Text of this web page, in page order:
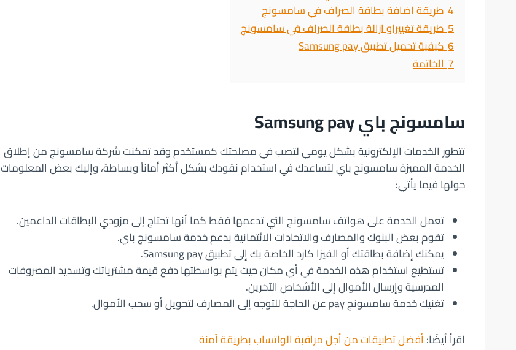
4طريقة اضافة بطاقة الصراف في سامسونج
5طريقة تغييراو ازالة بطاقة الصراف في سامسونج
6كيفية تحميل تطبيق Samsung pay
7الخاتمة
سامسونج باي Samsung pay
تتطور الخدمات الإلكترونية بشكل يومي لتصب في مصلحتك كمستخدم وقد تمكنت شركة سامسونج من إطلاق
الخدمة المميزة سامسونج باي لتساعدك في استخدام نقودك بشكل أكثر أماناً وبساطة، وإليك بعض المعلومات
حولها فيما يأتي:
تعمل الخدمة على هواتف سامسونج التي تدعمها فقط كما أنها تحتاج إلى مزودي البطاقات الداعمين.
تقوم بعض البنوك والمصارف والاتحادات الائتمانية بدعم خدمة سامسونج باي.
يمكنك إضافة بطاقتك أو الفيزا كارد الخاصة بك إلى تطبيق Samsung pay.
تستطيع استخدام هذه الخدمة في أي مكان حيث يتم بواسطتها دفع قيمة مشترياتك وتسديد المصروفات
المدرسية وإرسال الأموال إلى الأشخاص الآخرين.
تغنيك خدمة سامسونج pay عن الحاجة للتوجه إلى المصارف لتحويل أو سحب الأموال.
اقرأ أيضًا:أفضل تطبيقات من أجل مراقبة الواتساب بطريقة آمنة